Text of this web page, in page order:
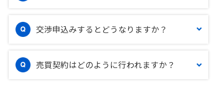
交渉申込みするとどうなりますか？
売買契約はどのように行われますか？